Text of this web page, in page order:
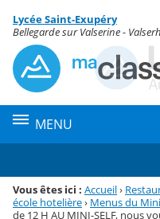
Menu de la rubrique
Contenu
Lycée Saint-Exupéry
Bellegarde sur Valserine -
MENU
Vous êtes ici : Accueil›
école hotelière› Menus du
de 12 H AU MINI-SELF, nous